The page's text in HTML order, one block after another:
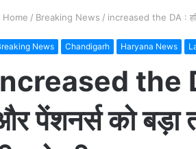
Home / Breaking News / increased the DA :
News Chandigarh Haryana News
the DA
पेंशनर्स को बड़ा